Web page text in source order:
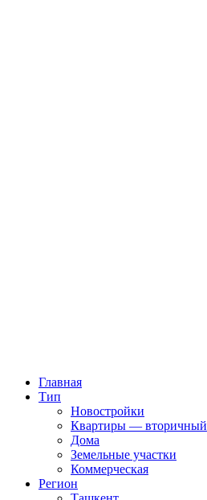
Главная
Тип
Новостройки
Квартиры — вторичный
Дома
Земельные участки
Коммерческая
Регион